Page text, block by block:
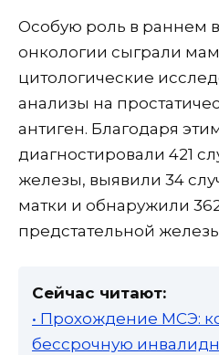
Особую роль в раннем
онкологии сыграли
цитологические
анализы на
антиген. Благодаря
диагностировали 421
железы, выявили 34
матки и обнаружили
предстательной
Сейчас читают:
• Прохождение МСЭ:
бессрочную